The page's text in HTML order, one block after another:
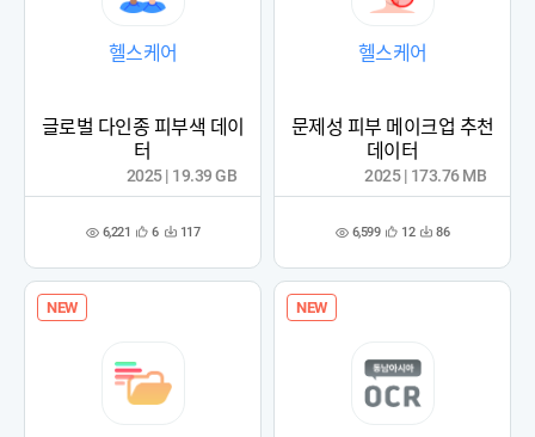
헬스케어
글로벌 다인종 피부색 데이
터
조 6,221 관
록
6 다 117
2025 | 19.39 GB
헬스케어
문제성 피부 메이크업 추천
데이터
조 6,599 관
록
12 다 86
2025 | 173.76 MB
NEW NEW